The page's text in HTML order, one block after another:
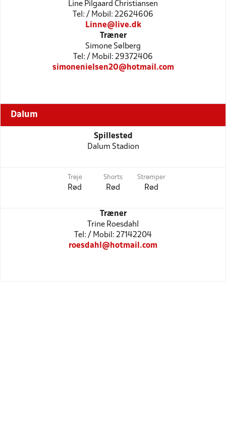
Line Pilgaard Christiansen
Tel: / Mobil: 22624606
Linne@live.dk
Træner
Simone Sølberg
Tel: / Mobil: 29372406
simonenielsen20@hotmail.com
Dalum
Spillested
Dalum Stadion
Trøje
Rød
Shorts
Rød
Strømper
Rød
Træner
Trine Roesdahl
Tel: / Mobil: 27142204
roesdahl@hotmail.com